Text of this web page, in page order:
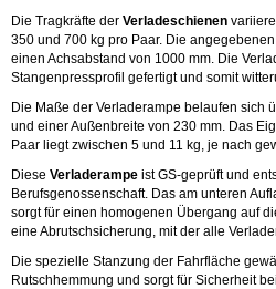
Die Tragkräfte der Verladeschienen
350 und 700 kg pro Paar. Die
einen Achsabstand von 1000 mm. Die
Stangenpressprofil gefertigt und somit
Die Maße der Verladerampe belaufen sich
und einer Außenbreite von 230 mm. Das
Paar liegt zwischen 5 und 11 kg, je nach
Diese Verladerampe ist GS-geprüft und
Berufsgenossenschaft. Das am unteren
sorgt für einen homogenen Übergang auf
eine Abrutschsicherung, mit der alle
Die spezielle Stanzung der Fahrfläche
Rutschhemmung und sorgt für Sicherheit